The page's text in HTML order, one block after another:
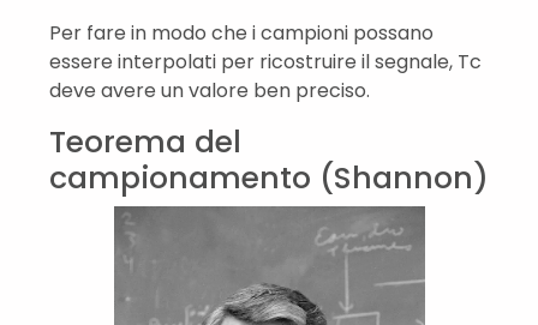
Per fare in modo che i campioni possano
essere interpolati per ricostruire il segnale, Tc
deve avere un valore ben preciso.
Teorema del
campionamento (Shannon)